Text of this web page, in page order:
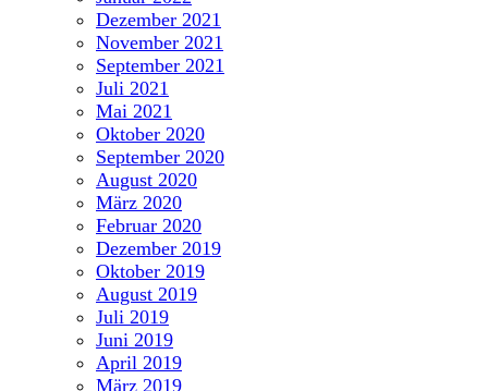
Dezember 2021
November 2021
September 2021
Juli 2021
Mai 2021
Oktober 2020
September 2020
August 2020
März 2020
Februar 2020
Dezember 2019
Oktober 2019
August 2019
Juli 2019
Juni 2019
April 2019
März 2019